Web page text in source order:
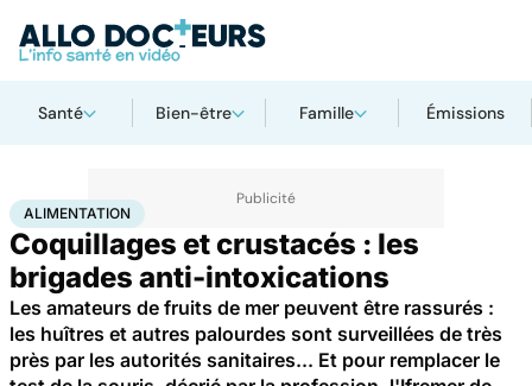
Santé Bien-être Famille Émissions
AccueilSantéMaladies Alimentation
ALIMENTATION
Coquillages et crustacés : les
brigades anti-intoxications
Les amateurs de fruits de mer peuvent être rassurés :
les huîtres et autres palourdes sont surveillées de très
près par les autorités sanitaires... Et pour remplacer le